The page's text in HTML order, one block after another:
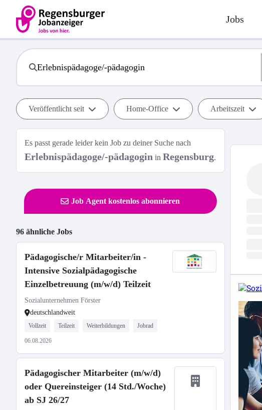
Jobs
Veröffentlicht seit Home-Office Arbeitszeit
Es passt gerade leider kein Job zu deiner Suche nach
Erlebnispädagoge/-pädagogin in Regensburg.
Job Agent kostenlos abonnieren
96 ähnliche Jobs
Pädagogische/r Mitarbeiter/in -
Intensive Sozialpädagogische
Einzelbetreuung (m/w/d) Teilzeit
Sozialunternehmen Förster
deutschlandweit
Vollzeit Teilzeit Weiterbildungen Jobrad
06.08.2026
Pädagogischer Mitarbeiter (m/w/d)
oder Quereinsteiger (14 Std./Woche)
ab SJ 26/27